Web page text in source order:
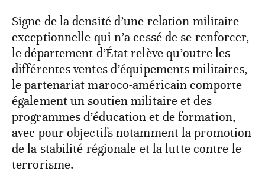
Signe de la densité d’une relation militaire
exceptionnelle qui n’a cessé de se renforcer,
le département d’État relève qu’outre les
différentes ventes d’équipements militaires,
le partenariat maroco-américain comporte
également un soutien militaire et des
programmes d’éducation et de formation,
avec pour objectifs notamment la promotion
de la stabilité régionale et la lutte contre le
terrorisme.